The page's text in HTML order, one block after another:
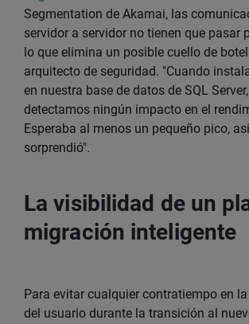
Segmentation de Akamai, las
servidor a servidor no tienen que pasar
lo que elimina un posible cuello de
arquitecto de seguridad. "Cuando
en nuestra base de datos de SQL
detectamos ningún impacto en el
Esperaba al menos un pequeño pico,
sorprendió".
La visibilidad de un
migración inteligente
Para evitar cualquier contratiempo en
del usuario durante la transición al